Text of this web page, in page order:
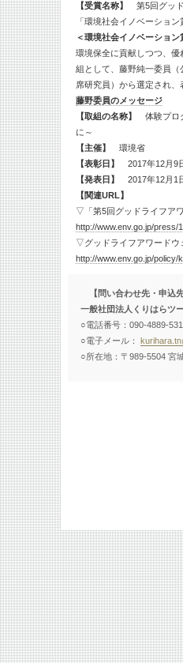
【受賞名称】 第5回グッ
「環境社会イノベーション
＜環境社会イノベーション
環境保全に貢献しつつ、
組として、藤野純一委員
席研究員）から選定され、
藤野委員のメッセージ
【取組の名称】
体験プロ
に～
【主催】
環境省
【表彰日】
2017年12月9
【発表日】
2017年12月1
【関連URL】
▽「第5回グッドライフア
http://www.env.go.jp/press/
▽グッドライフアワードウ
http://www.env.go.jp/policy/
【問い合わせ先・申込先
一般社団法人くりはらツ
○電話番号：090-4889-
○電子メール：
○所在地：〒989-5504 宮